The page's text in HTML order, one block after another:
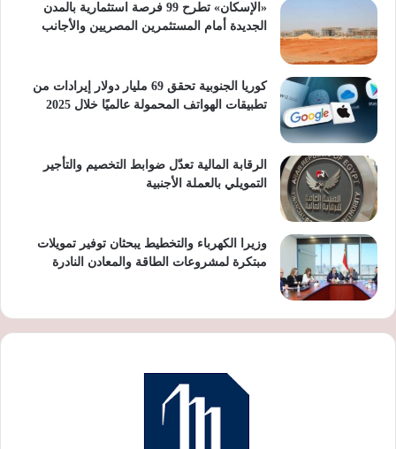
«الإسكان» تطرح 99 فرصة استثمارية بالمدن
الجديدة أمام المستثمرين المصريين والأجانب
كوريا الجنوبية تحقق 69 مليار دولار إيرادات من
تطبيقات الهواتف المحمولة عالميًا خلال 2025
الرقابة المالية تعدّل ضوابط التخصيم والتأجير
التمويلي بالعملة الأجنبية
وزيرا الكهرباء والتخطيط يبحثان توفير تمويلات
مبتكرة لمشروعات الطاقة والمعادن النادرة